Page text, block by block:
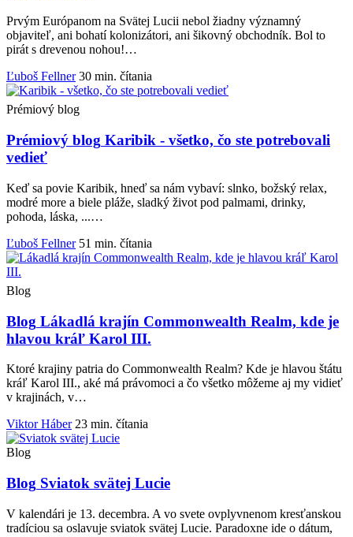
Prvým Európanom na Svätej Lucii nebol žiadny významný
objaviteľ, ani bohatí kolonizátori, ani šikovný obchodník. Bol to
pirát s drevenou nohou!…
Ľuboš Fellner 30 min. čítania
Prémiový blog
Prémiový blog Karibik - všetko, čo ste potrebovali
vedieť
Keď sa povie Karibik, hneď sa nám vybaví: slnko, božský relax,
modré more a biele pláže, sladký život pod palmami, drinky,
pohoda, láska, ...…
Ľuboš Fellner 51 min. čítania
Blog
Blog Lákadlá krajín Commonwealth Realm, kde je
hlavou kráľ Karol III.
Ktoré krajiny patria do Commonwealth Realm? Kde je hlavou štátu
kráľ Karol III., aké má právomoci a čo všetko môžeme aj my vidieť
v krajinách, v…
Viktor Háber 23 min. čítania
Blog
Blog Sviatok svätej Lucie
V kalendári je 13. decembra. A vo svete ovplyvnenom kresťanskou
tradíciou sa oslavuje sviatok svätej Lucie. Paradoxne ide o dátum,